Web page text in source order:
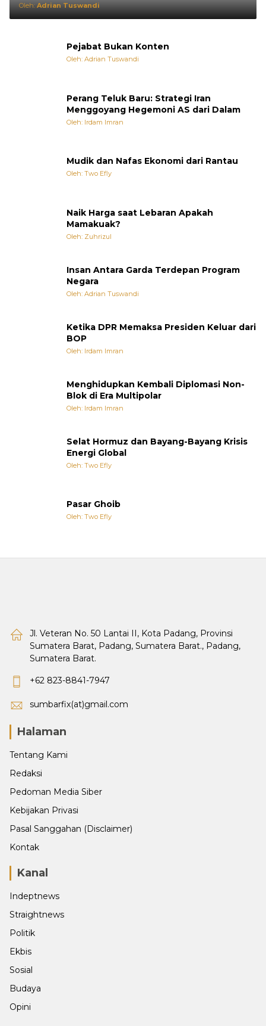
Oleh: Adrian Tuswandi
Pejabat Bukan Konten
Oleh: Adrian Tuswandi
Perang Teluk Baru: Strategi Iran
Menggoyang Hegemoni AS dari Dalam
Oleh: Irdam Imran
Mudik dan Nafas Ekonomi dari Rantau
Oleh: Two Efly
Naik Harga saat Lebaran Apakah
Mamakuak?
Oleh: Zuhrizul
Insan Antara Garda Terdepan Program
Negara
Oleh: Adrian Tuswandi
Ketika DPR Memaksa Presiden Keluar dari
BOP
Oleh: Irdam Imran
Menghidupkan Kembali Diplomasi Non-
Blok di Era Multipolar
Oleh: Irdam Imran
Selat Hormuz dan Bayang-Bayang Krisis
Energi Global
Oleh: Two Efly
Pasar Ghoib
Oleh: Two Efly
Jl. Veteran No. 50 Lantai II, Kota Padang, Provinsi
Sumatera Barat, Padang, Sumatera Barat., Padang,
Sumatera Barat.
+62 823-8841-7947
sumbarfix(at)gmail.com
Halaman
Tentang Kami
Redaksi
Pedoman Media Siber
Kebijakan Privasi
Pasal Sanggahan (Disclaimer)
Kontak
Kanal
Indeptnews
Straightnews
Politik
Ekbis
Sosial
Budaya
Opini